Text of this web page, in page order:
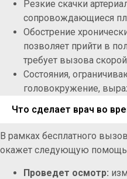
Резкие скачки
сопровождающиеся
Обострение
позволяет прийти в
требует вызова
Состояния,
головокружение,
Что сделает врач во
В рамках бесплатного
окажет следующую
Проведет осмотр: